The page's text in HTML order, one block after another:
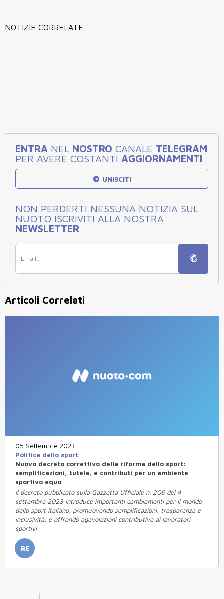
NOTIZIE CORRELATE
ENTRA NEL NOSTRO CANALE TELEGRAM
PER AVERE COSTANTI AGGIORNAMENTI
UNISCITI
NON PERDERTI NESSUNA NOTIZIA SUL
NUOTO ISCRIVITI ALLA NOSTRA
NEWSLETTER
Articoli Correlati
05 Settembre 2023
Politica dello sport
Nuovo decreto correttivo della riforma dello sport:
semplificazioni, tutela, e contributi per un ambiente
sportivo equo
Il decreto pubblicato sulla Gazzetta Ufficiale n. 206 del 4
settembre 2023 introduce importanti cambiamenti per il mondo
dello sport italiano, promuovendo semplificazioni, trasparenza e
inclusività, e offrendo agevolazioni contributive ai lavoratori
sportivi
RE